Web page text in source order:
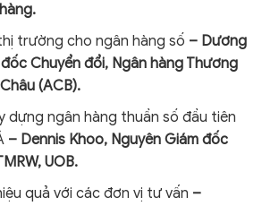
trường cho ngân hàng số – Dương
Chuyển đổi, Ngân hàng Thương
(ACB).
dựng ngân hàng thuần số đầu tiên
– Dennis Khoo, Nguyên Giám đốc
UOB.
quả với các đơn vị tư vấn –